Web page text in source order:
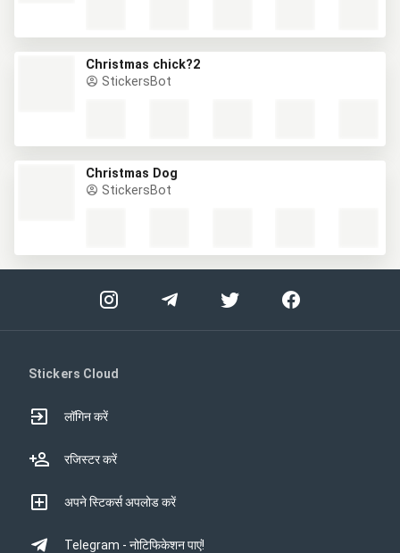
Christmas chick?2
StickersBot
Christmas Dog
StickersBot
Stickers Cloud
लॉगिन करें
रजिस्टर करें
अपने स्टिकर्स अपलोड करें
Telegram - नोटिफिकेशन पाएं!